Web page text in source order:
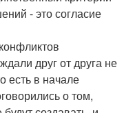
- это согласие
друг от друга не
есть в начале
о том,